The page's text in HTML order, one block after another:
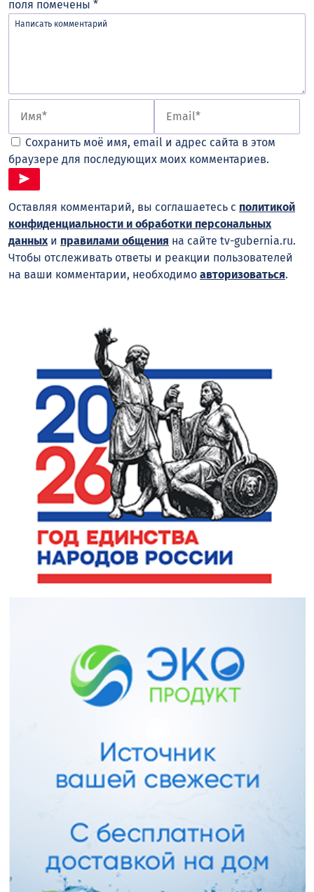
поля помечены *
Сохранить моё имя, email и адрес сайта в этом
браузере для последующих моих комментариев.
Оставляя комментарий, вы соглашаетесь с политикой
конфиденциальности и обработки персональных
данныхи правилами общения на сайте tv-gubernia.ru.
Чтобы отслеживать ответы и реакции пользователей
на ваши комментарии, необходимо авторизоваться.